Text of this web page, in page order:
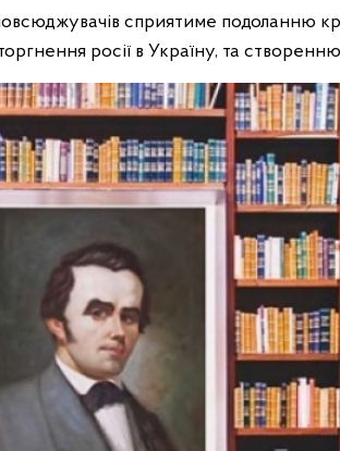
сприятиме подоланню
росії в Україну, та